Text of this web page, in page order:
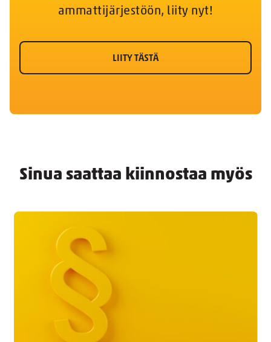
ammattijärjestöön, liity nyt!
LIITY TÄSTÄ
Sinua saattaa kiinnostaa myös